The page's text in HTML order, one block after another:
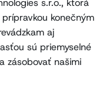
s.r.o., ktorá
konečným
aj
sú priemyselné
zásobovať našimi